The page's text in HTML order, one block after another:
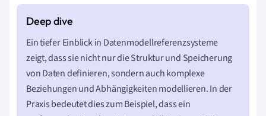
Ein tiefer Einblick in Datenmodellreferenzsysteme
zeigt, dass sie nicht nur die Struktur und Speicherung
von Daten definieren, sondern auch komplexe
Beziehungen und Abhängigkeiten modellieren. In der
Praxis bedeutet dies zum Beispiel, dass ein